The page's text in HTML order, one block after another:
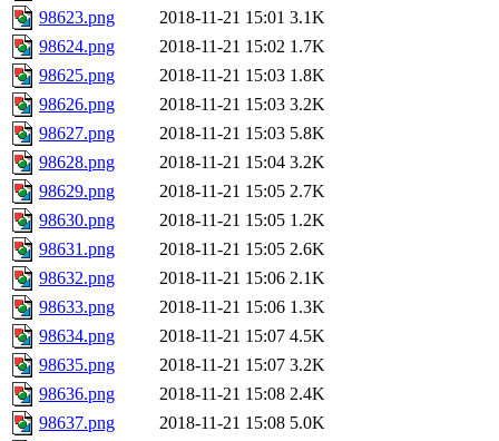
98623.png
2018-11-21 15:01 3.1K
98624.png
2018-11-21 15:02 1.7K
98625.png
2018-11-21 15:03 1.8K
98626.png
2018-11-21 15:03 3.2K
98627.png
2018-11-21 15:03 5.8K
98628.png
2018-11-21 15:04 3.2K
98629.png
2018-11-21 15:05 2.7K
98630.png
2018-11-21 15:05 1.2K
98631.png
2018-11-21 15:05 2.6K
98632.png
2018-11-21 15:06 2.1K
98633.png
2018-11-21 15:06 1.3K
98634.png
2018-11-21 15:07 4.5K
98635.png
2018-11-21 15:07 3.2K
98636.png
2018-11-21 15:08 2.4K
98637.png
2018-11-21 15:08 5.0K